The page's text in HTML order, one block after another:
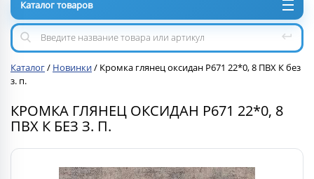
Каталог товаров
Каталог/ Новинки/ Кромка глянец оксидан Р671 22*0, 8 ПВХ К без
з. п.
КРОМКА ГЛЯНЕЦ ОКСИДАН Р671 22*0, 8
ПВХ К БЕЗ З. П.